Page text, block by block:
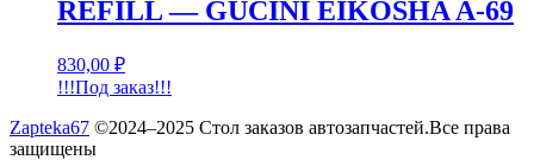
REFILL — GUCINI EIKOSHA A-69
830,00 ₽
!!!Под заказ!!!
Zapteka67 ©2024–2025 Стол заказов автозапчастей.Все права
защищены